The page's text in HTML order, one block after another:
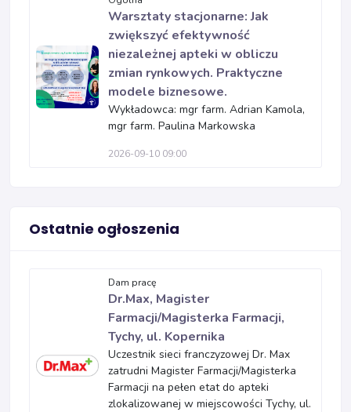
Warsztaty stacjonarne: Jak
zwiększyć efektywność
niezależnej apteki w obliczu
zmian rynkowych. Praktyczne
modele biznesowe.
Wykładowca: mgr farm. Adrian Kamola,
mgr farm. Paulina Markowska
2026-09-10 09:00
Ostatnie ogłoszenia
Dam pracę
Dr.Max, Magister
Farmacji/Magisterka Farmacji,
Tychy, ul. Kopernika
Uczestnik sieci franczyzowej Dr. Max
zatrudni Magister Farmacji/Magisterka
Farmacji na pełen etat do apteki
zlokalizowanej w miejscowości Tychy, ul.